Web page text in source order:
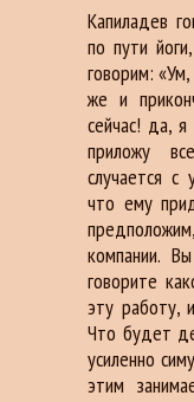
Капиладев
по пути
говорим:
же и
сейчас! да,
приложу
случается
что ему
компании.
говорите
эту работу,
Что будет
усиленно
этим